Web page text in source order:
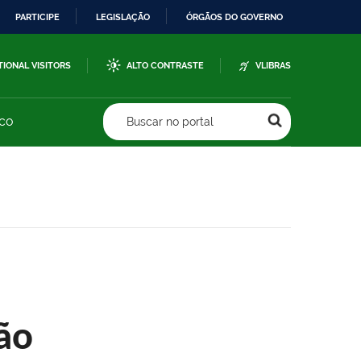
PARTICIPE LEGISLAÇÃO ÓRGÃOS DO GOVERNO
VISITORS ALTO CONTRASTE VLIBRAS
Buscar no portal